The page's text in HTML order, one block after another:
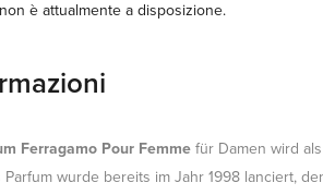
è attualmente a disposizione.
Ferragamo Pour Femme für Damen wird
Parfum wurde bereits im Jahr 1998 lanciert,